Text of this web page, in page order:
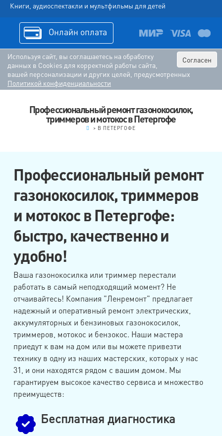
Книги, аудиоспектакли и мультфильмы для детей
Онлайн оплата
Согласен
Используя сайт, вы соглашаетесь на обработку
данных в Cookies для корректной работы сайта,
вашей персонализации и других целей, предусмотренных
Политикой конфиденциальности
Профессиональный ремонт газонокосилок,
триммеров и мотокос в Петергофе
> В ПЕТЕРГОФЕ
Профессиональный ремонт
газонокосилок, триммеров
и мотокос в Петергофе:
быстро, качественно и
удобно!
Ваша газонокосилка или триммер перестали
работать в самый неподходящий момент? Не
отчаивайтесь! Компания "Ленремонт" предлагает
надежный и оперативный ремонт электрических,
аккумуляторных и бензиновых газонокосилок,
триммеров, мотокос и бензокос. Наши мастера
приедут к вам на дом или вы можете привезти
технику в одну из наших мастерских, которых у нас
31, и они находятся рядом с вашим домом. Мы
гарантируем высокое качество сервиса и множество
преимуществ:
Бесплатная диагностика